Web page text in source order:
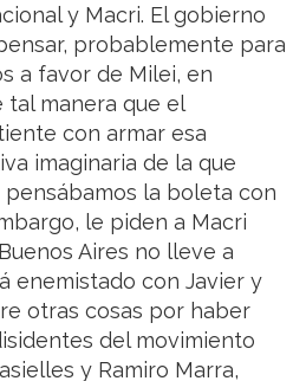
y Macri. El gobierno
probablemente para
a favor de Milei, en
tal manera que el
con armar esa
imaginaria de la que
la boleta con
le piden a Macri
Aires no lleve a
enemistado con Javier y
otras cosas por haber
del movimiento
y Ramiro Marra,